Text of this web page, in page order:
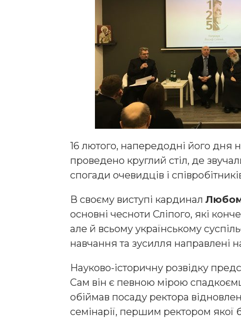
16 лютого, напередодні його дня
проведено круглий стіл, де
спогади очевидців і
В своєму виступі кардинал
основні чесноти Сліпого, які
але й всьому українському
навчання та зусилля направлені
Науково-історичну розвідку
Сам він є певною мірою
обіймав посаду ректора
семінарії, першим ректором якої